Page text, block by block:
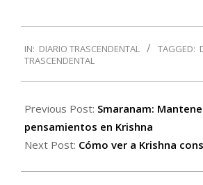
10-
IN: DIARIO TRASCENDENTAL TAGGED:
TRASCENDENTAL
Previous Post: Smaranam:
pensamientos en Krishna
Next Post: Cómo ver a Krishna